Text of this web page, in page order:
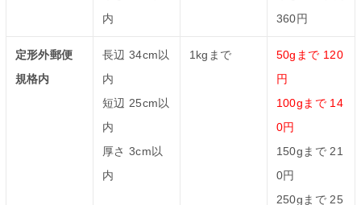
内
360円
定形外郵便
規格内
長辺 34cm以
内
短辺 25cm以
内
厚さ 3cm以
内
1kgまで
50gまで 120
円
100gまで 14
0円
150gまで 21
0円
250gまで 25